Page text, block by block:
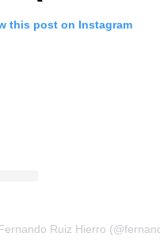
this post on Instagram
Ruiz Hierro